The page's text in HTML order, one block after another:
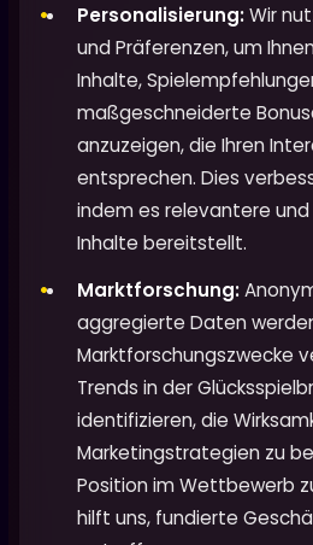
Personalisierung:Wir
und Präferenzen, um
Inhalte,
maßgeschneiderte
anzuzeigen, die Ihren
entsprechen. Dies
indem es relevantere
Inhalte bereitstellt.
Marktforschung:
aggregierte Daten
Marktforschungszwecke
Trends in der
identifizieren, die
Marketingstrategien zu
Position im Wettbewerb
hilft uns, fundierte